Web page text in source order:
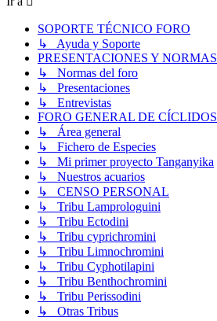
SOPORTE TÉCNICO FORO
↳ Ayuda y Soporte
PRESENTACIONES Y NORMAS
↳ Normas del foro
↳ Presentaciones
↳ Entrevistas
FORO GENERAL DE CÍCLIDOS
↳ Área general
↳ Fichero de Especies
↳ Mi primer proyecto Tanganyika
↳ Nuestros acuarios
↳ CENSO PERSONAL
↳ Tribu Lamprologuini
↳ Tribu Ectodini
↳ Tribu cyprichromini
↳ Tribu Limnochromini
↳ Tribu Cyphotilapini
↳ Tribu Benthochromini
↳ Tribu Perissodini
↳ Otras Tribus